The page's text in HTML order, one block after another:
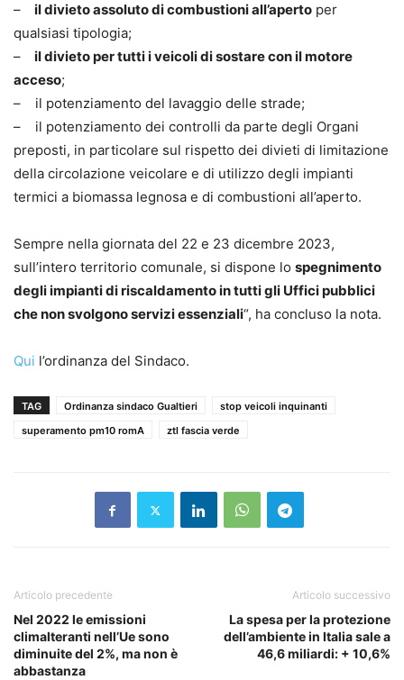
–
il divieto assoluto di combustioni all’aperto per
qualsiasi tipologia;
–
il divieto per tutti i veicoli di sostare con il motore
acceso;
– il potenziamento del lavaggio delle strade;
– il potenziamento dei controlli da parte degli Organi
preposti, in particolare sul rispetto dei divieti di limitazione
della circolazione veicolare e di utilizzo degli impianti
termici a biomassa legnosa e di combustioni all’aperto.
Sempre nella giornata del 22 e 23 dicembre 2023,
sull’intero territorio comunale, si dispone lo spegnimento
degli impianti di riscaldamento in tutti gli Uffici pubblici
che non svolgono servizi essenziali“, ha concluso la nota.
Qui l’ordinanza del Sindaco.
TAG Ordinanza sindaco Gualtieri
stop veicoli inquinanti
superamento pm10 romA
ztl fascia verde
Articolo precedente
Nel 2022 le emissioni
climalteranti nell’Ue sono
diminuite del 2%, ma non è
abbastanza
Articolo successivo
La spesa per la protezione
dell’ambiente in Italia sale a
46,6 miliardi: + 10,6%